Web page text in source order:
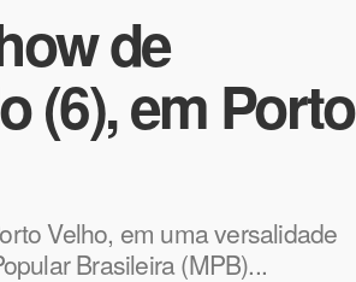
de
(6), em Porto
Velho, em uma versalidade
Brasileira (MPB)...